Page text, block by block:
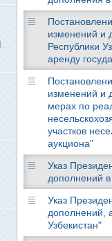
изменений и
Республики
аренду
изменений и
мерах по
участков
аукциона"
Указ
дополнений
Указ
дополнений,
Узбекистан"